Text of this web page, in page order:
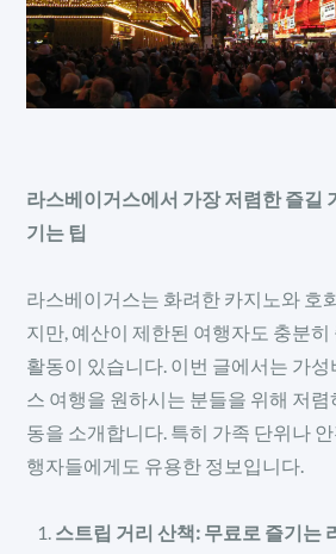
라스베이거스에서 가장 저렴한 즐길
기는 팁
라스베이거스는 화려한 카지노와 호
지만, 예산이 제한된 여행자도 충분
활동이 있습니다. 이번 글에서는 가
스 여행을 원하시는 분들을 위해 저
동을 소개합니다. 특히 가족 단위나
행자들에게도 유용한 정보입니다.
스트립 거리 산책: 무료로 즐기는